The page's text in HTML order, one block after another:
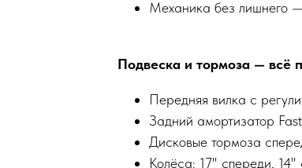
Механика без лишнего
Подвеска и тормоза — всё
Передняя вилка с
Задний амортизатор
Дисковые тормоза
Колёса: 17" спереди, 14"